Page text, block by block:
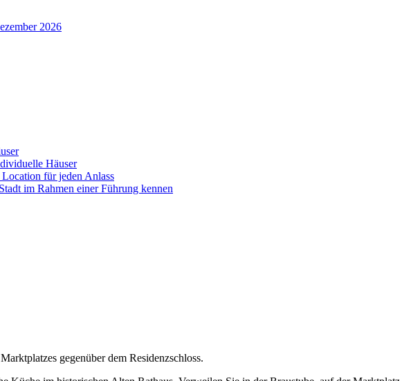
2026
Häuser
Location für jeden Anlass
im Rahmen einer Führung kennen
gegenüber dem Residenzschloss.